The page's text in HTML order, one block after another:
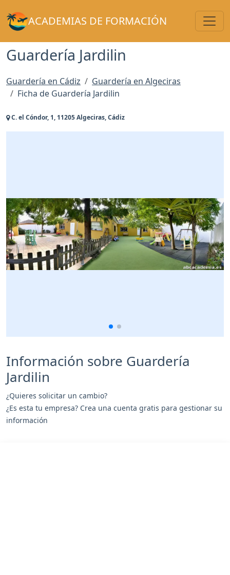
ACADEMIAS DE FORMACIÓN
Guardería Jardilin
Guardería en Cádiz
Guardería en Algeciras
Ficha de Guardería Jardilin
C. el Cóndor, 1, 11205 Algeciras, Cádiz
Información sobre Guardería
Jardilin
¿Quieres solicitar un cambio?
¿Es esta tu empresa? Crea una cuenta gratis para gestionar su
información